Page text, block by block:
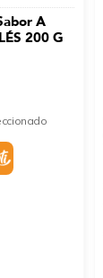
A
200 G